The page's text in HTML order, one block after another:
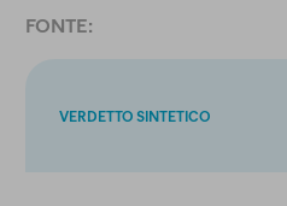
FONTE:
VERDETTO SINTETICO